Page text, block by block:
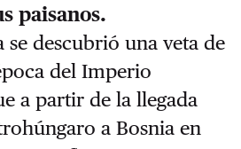
paisanos.
se descubrió una veta de
del Imperio
a partir de la llegada
a Bosnia en